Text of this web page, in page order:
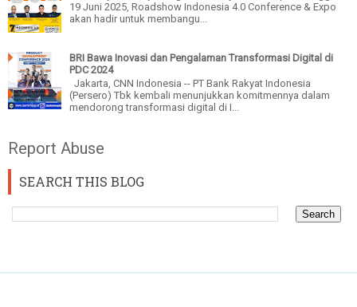
19 Juni 2025, Roadshow Indonesia 4.0 Conference & Expo
akan hadir untuk membangu...
BRI Bawa Inovasi dan Pengalaman Transformasi Digital di
PDC 2024
Jakarta, CNN Indonesia -- PT Bank Rakyat Indonesia
(Persero) Tbk kembali menunjukkan komitmennya dalam
mendorong transformasi digital di I...
Report Abuse
SEARCH THIS BLOG